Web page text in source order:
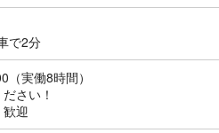
で2分
実働8時間）
さい！
迎